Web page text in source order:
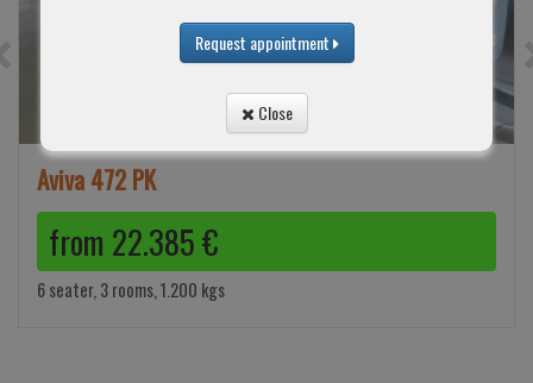
Aviva 472 PK
from 22.385€
6 seater, 3 rooms, 1.200 kgs
Request appointment
Close